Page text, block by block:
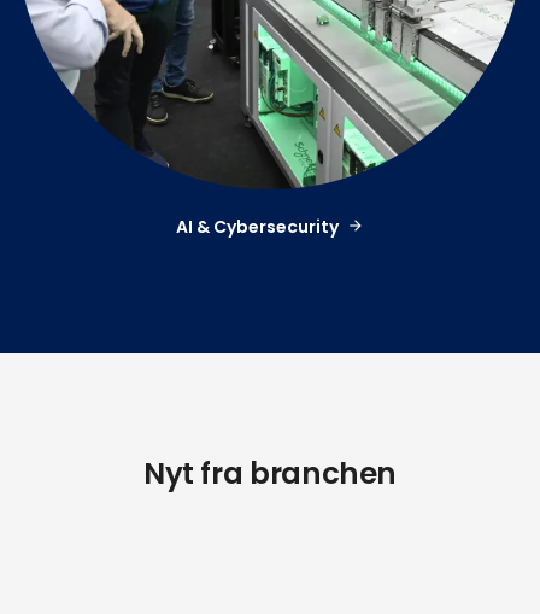
AI & Cybersecurity
Nyt fra branchen